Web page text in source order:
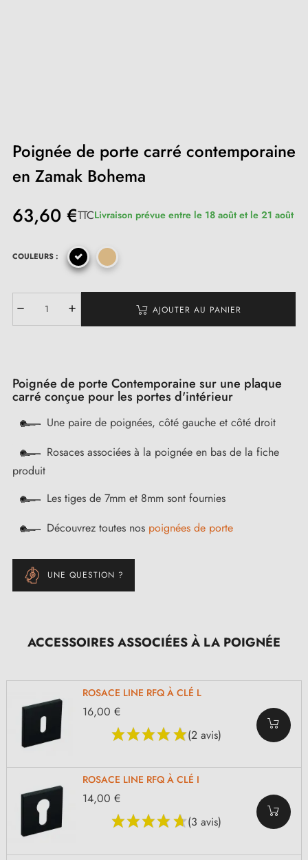
Poignée de porte carré contemporaine
en Zamak Bohema
63,60 €TTCLivraison prévue entre le 18 août et le 21 août
COULEURS :
AJOUTER AU PANIER
Poignée de porte Contemporaine sur une plaque
carré conçue pour les portes d'intérieur
Une paire de poignées, côté gauche et côté droit
Rosaces associées à la poignée en bas de la fiche
produit
Les tiges de 7mm et 8mm sont fournies
Découvrez toutes nos poignées de porte
UNE QUESTION ?
ACCESSOIRES ASSOCIÉES À LA POIGNÉE
ROSACE LINE RFQ À CLÉ L
(2 avis)
16,00 €
ROSACE LINE RFQ À CLÉ I
(3 avis)
14,00 €